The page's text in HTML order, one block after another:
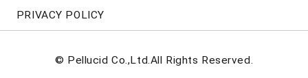
PRIVACY POLICY
© Pellucid Co.,Ltd.All Rights Reserved.